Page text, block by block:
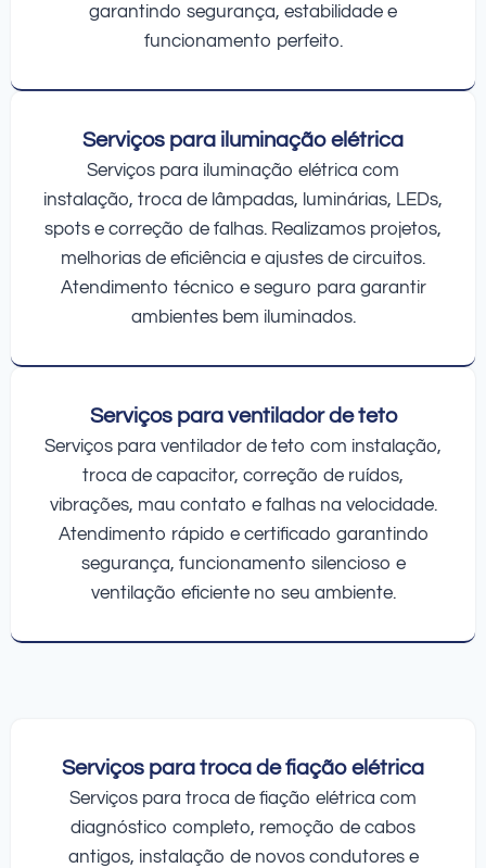
garantindo segurança, estabilidade e
funcionamento perfeito.
Serviços para iluminação elétrica
Serviços para iluminação elétrica com
instalação, troca de lâmpadas, luminárias, LEDs,
spots e correção de falhas. Realizamos projetos,
melhorias de eficiência e ajustes de circuitos.
Atendimento técnico e seguro para garantir
ambientes bem iluminados.
Serviços para ventilador de teto
Serviços para ventilador de teto com instalação,
troca de capacitor, correção de ruídos,
vibrações, mau contato e falhas na velocidade.
Atendimento rápido e certificado garantindo
segurança, funcionamento silencioso e
ventilação eficiente no seu ambiente.
Serviços para troca de fiação elétrica
Serviços para troca de fiação elétrica com
diagnóstico completo, remoção de cabos
antigos, instalação de novos condutores e